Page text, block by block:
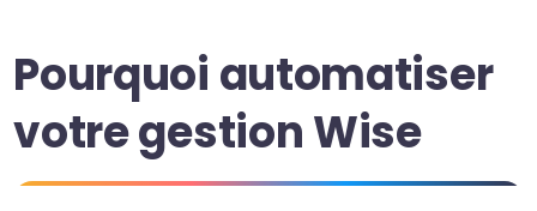
Pourquoi automatiser
votre gestion Wise